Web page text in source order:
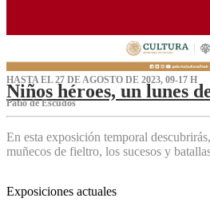
HASTA EL 27 DE AGOSTO DE 2023, 09-17 H
Niños héroes, un lunes
Patio de Escudos
En esta exposición temporal
muñecos de fieltro, los sucesos y
Exposiciones actuales